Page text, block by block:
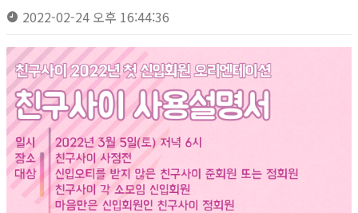
2022-02-24 오후 16:44:36